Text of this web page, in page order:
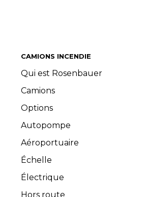
CAMIONS INCENDIE
Qui est Rosenbauer
Camions
Options
Autopompe
Aéroportuaire
Échelle
Électrique
Hors route